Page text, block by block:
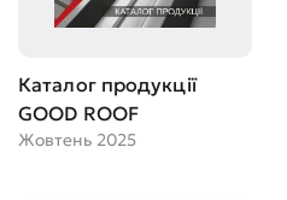
Каталог продукції
GOOD ROOF
Жовтень 2025